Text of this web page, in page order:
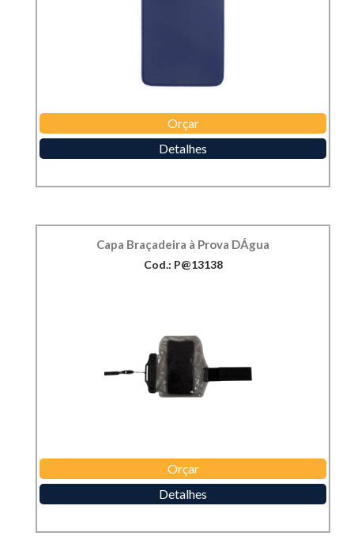
Orçar
Detalhes
Capa Braçadeira à Prova DÁgua
Cod.: P@13138
Orçar
Detalhes